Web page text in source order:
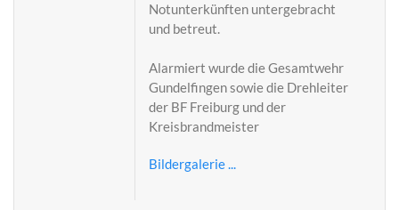
Notunterkünften untergebracht
und betreut.
Alarmiert wurde die Gesamtwehr
Gundelfingen sowie die Drehleiter
der BF Freiburg und der
Kreisbrandmeister
Bildergalerie ...